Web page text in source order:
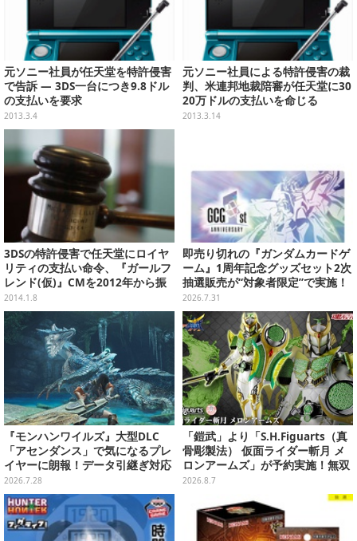
元ソニー社員が任天堂を特許侵害
で告訴 ― 3DS一台につき9.8ドル
の支払いを要求
2013.3.4
元ソニー社員による特許侵害の裁
判、米連邦地裁陪審が任天堂に30
20万ドルの支払いを命じる
2013.3.14
3DSの特許侵害で任天堂にロイヤ
リティの支払い命令、『ガールフ
レンド(仮)』CMを2012年から振
り返る、最新作『スマブラ』にハ
ード別フィギュアの存在が明らか
に、など…昨日のまとめ(1/7)
2014.1.8
即売り切れの『ガンダムカードゲ
ーム』1周年記念グッズセット2次
抽選販売が“対象者限定”で実施！
プレバン全会員向け3次抽選も
2026.7.31
『モンハンワイルズ』大型DLC
「アセンダンス」で気になるプレ
イヤーに朗報！データ引継ぎ対応
の「序盤体験版」が配信決定
2026.7.28
「鎧武」より「S.H.Figuarts（真
骨彫製法） 仮面ライダー斬月 メ
ロンアームズ」が予約実施！無双
セイバー、メロンディフェンダー
2026.8.7